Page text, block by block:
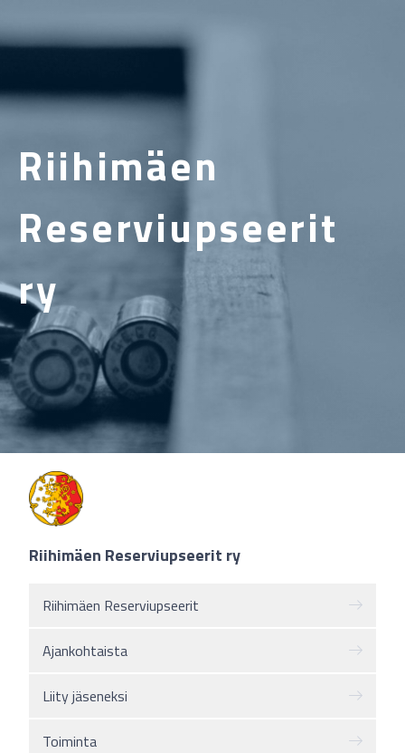
Riihimäen
Reserviupseerit
ry
Riihimäen Reserviupseerit ry
Riihimäen Reserviupseerit
Ajankohtaista
Liity jäseneksi
Toiminta